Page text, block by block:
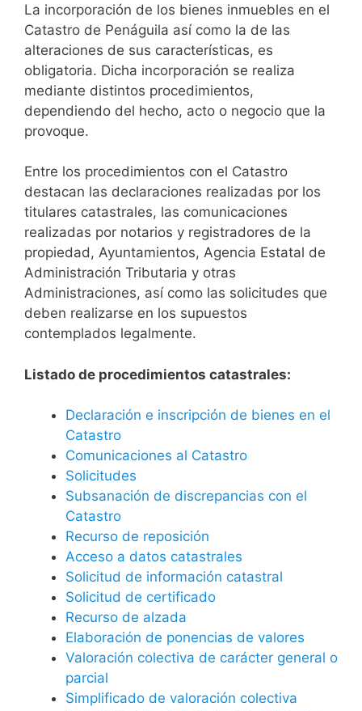
La incorporación de los bienes inmuebles en el
Catastro de Penáguila así como la de las
alteraciones de sus características, es
obligatoria. Dicha incorporación se realiza
mediante distintos procedimientos,
dependiendo del hecho, acto o negocio que la
provoque.
Entre los procedimientos con el Catastro
destacan las declaraciones realizadas por los
titulares catastrales, las comunicaciones
realizadas por notarios y registradores de la
propiedad, Ayuntamientos, Agencia Estatal de
Administración Tributaria y otras
Administraciones, así como las solicitudes que
deben realizarse en los supuestos
contemplados legalmente.
Listado de procedimientos catastrales:
Declaración e inscripción de bienes en el
Catastro
Comunicaciones al Catastro
Solicitudes
Subsanación de discrepancias con el
Catastro
Recurso de reposición
Acceso a datos catastrales
Solicitud de información catastral
Solicitud de certificado
Recurso de alzada
Elaboración de ponencias de valores
Valoración colectiva de carácter general o
parcial
Simplificado de valoración colectiva